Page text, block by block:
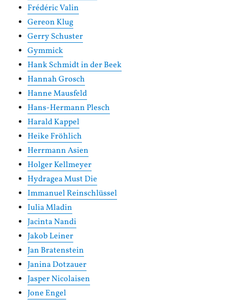
Frédéric Valin
Gereon Klug
Gerry Schuster
Gymmick
Hank Schmidt in der Beek
Hannah Grosch
Hanne Mausfeld
Hans-Hermann Plesch
Harald Kappel
Heike Fröhlich
Herrmann Asien
Holger Kellmeyer
Hydragea Must Die
Immanuel Reinschlüssel
Iulia Mladin
Jacinta Nandi
Jakob Leiner
Jan Bratenstein
Janina Dotzauer
Jasper Nicolaisen
Jone Engel